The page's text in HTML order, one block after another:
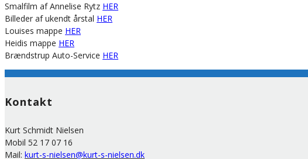
Smalfilm af Annelise Rytz HER
Billeder af ukendt årstal HER
Louises mappe HER
Heidis mappe HER
Brændstrup Auto-Service HER
Kontakt
Kurt Schmidt Nielsen
Mobil 52 17 07 16
Mail: kurt-s-nielsen@kurt-s-nielsen.dk